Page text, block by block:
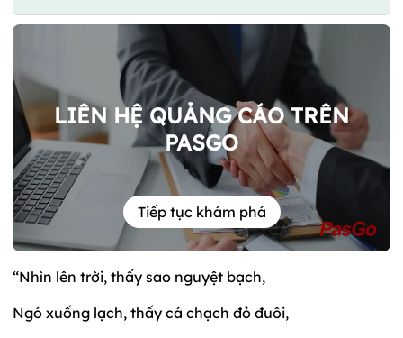
LIÊN HỆ QUẢNG CÁO TRÊN
PASGO
Tiếp tục khám phá
“Nhìn lên trời, thấy sao nguyệt bạch,
Ngó xuống lạch, thấy cá chạch đỏ đuôi,